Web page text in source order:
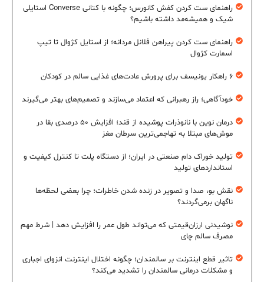
راهنمای ست کردن کفش کانورس؛ چگونه با کتانی Converse استایلی
شیک و همیشه‌مد داشته باشیم؟
راهنمای ست کردن پیراهن فلانل مردانه؛ از استایل کژوال تا تیپ
اسمارت کژوال
۶ راهکار یونیسف برای پرورش عادت‌های غذایی سالم در کودکان
خودآگاهی؛ راز رهبرانی که اعتماد می‌سازند و تصمیم‌های بهتر می‌گیرند
درمان نوین با نانوذرات پوشیده از قند؛ افزایش ۵۰ درصدی بقا در
موش‌های مبتلا به تهاجمی‌ترین سرطان مغز
تولید خوراک دام صنعتی در ایران؛ از دستگاه پلت تا کنترل کیفیت و
استانداردهای تولید
نقش بو، صدا و تصویر در زنده شدن خاطرات؛ چرا بعضی لحظه‌ها
ناگهان برمی‌گردند؟
نوشیدنی ارزان‌قیمتی که می‌تواند طول عمر را افزایش دهد | شرط مهم
مصرف سالم چای
تاثیر قطع اینترنت بر سالمندان؛ چگونه اختلال اینترنت انزوای اجباری
و مشکلات درمانی سالمندان را تشدید می‌کند؟